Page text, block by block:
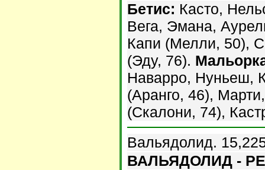
Бетис: Касто,
Вега, Эмана,
Капи (Мелли, 50),
(Эду, 76).
Наварро, Нуньеш,
(Аранго, 46),
(Скалони, 74),
Вальядолид.
ВАЛЬЯДОЛИД -